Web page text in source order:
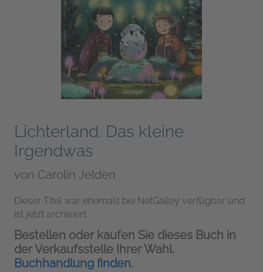
Lichterland. Das kleine
Irgendwas
von Carolin Jelden
Dieser Titel war ehemals bei NetGalley verfügbar und
ist jetzt archiviert.
Bestellen oder kaufen Sie dieses Buch in
der Verkaufsstelle Ihrer Wahl.
Buchhandlung finden.